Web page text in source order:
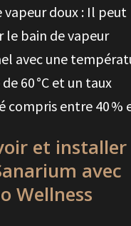
vapeur doux : Il peut
le bain de vapeur
avec une
60 °C et un taux
compris entre 40 %
et installer
avec
Wellness